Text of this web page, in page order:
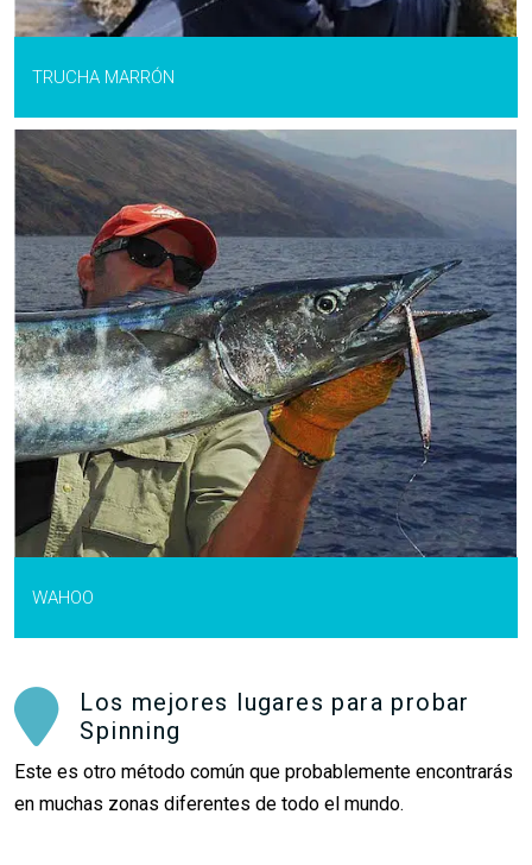
TRUCHA MARRÓN
WAHOO
Los mejores lugares para probar
Spinning
Este es otro método común que probablemente encontrarás
en muchas zonas diferentes de todo el mundo.